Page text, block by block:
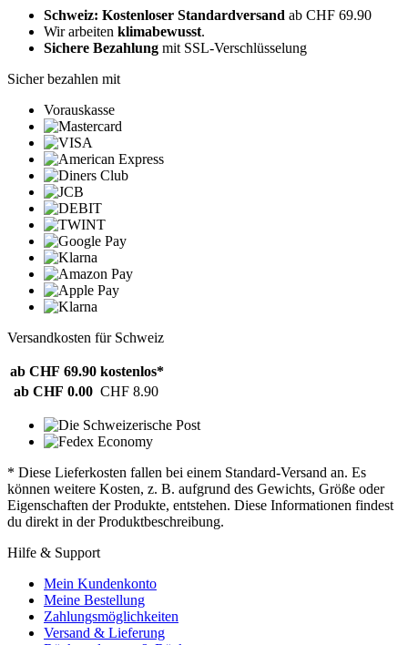
Schweiz: Kostenloser Standardversand ab CHF 69.90
Wir arbeiten klimabewusst.
Sichere Bezahlung mit SSL-Verschlüsselung
Sicher bezahlen mit
Vorauskasse
Versandkosten für Schweiz
ab CHF 69.90 kostenlos*
ab CHF 0.00 CHF 8.90
* Diese Lieferkosten fallen bei einem Standard-Versand an. Es
können weitere Kosten, z. B. aufgrund des Gewichts, Größe oder
Eigenschaften der Produkte, entstehen. Diese Informationen findest
du direkt in der Produktbeschreibung.
Hilfe & Support
Mein Kundenkonto
Meine Bestellung
Zahlungsmöglichkeiten
Versand & Lieferung